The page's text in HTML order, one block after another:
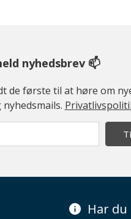
nyhedsbrev 📫
de første til at høre om
Har